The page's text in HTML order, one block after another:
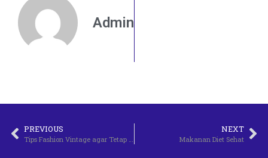
Admin
PREVIOUS NEXT
Makanan Diet Sehat